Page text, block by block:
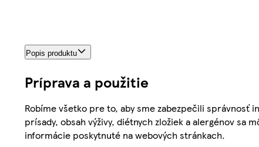
Popis produktu
Príprava a použitie
Robíme všetko pre to, aby sme zabezpečili
prísady, obsah výživy, diétnych zložiek a alergénov sa
informácie poskytnuté na webových stránkach.